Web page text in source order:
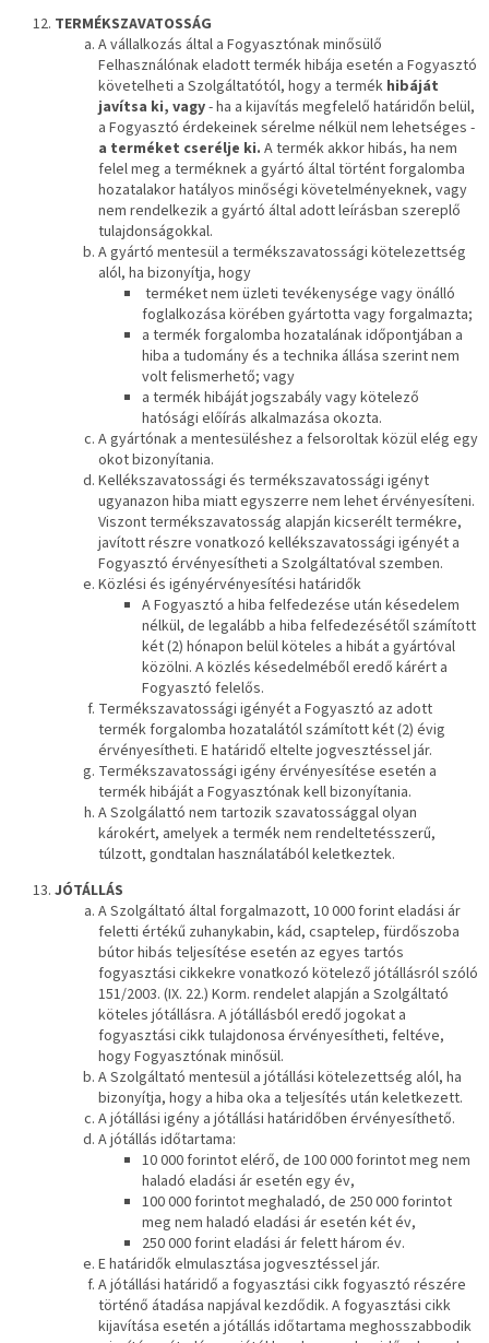
TERMÉKSZAVATOSSÁG
A vállalkozás által a Fogyasztónak minősülő
Felhasználónak eladott termék hibája esetén a Fogyasztó
követelheti a Szolgáltatótól, hogy a termék hibáját
javítsa ki, vagy- ha a kijavítás megfelelő határidőn belül,
a Fogyasztó érdekeinek sérelme nélkül nem lehetséges -
a terméket cserélje ki. A termék akkor hibás, ha nem
felel meg a terméknek a gyártó által történt forgalomba
hozatalakor hatályos minőségi követelményeknek, vagy
nem rendelkezik a gyártó által adott leírásban szereplő
tulajdonságokkal.
A gyártó mentesül a termékszavatossági kötelezettség
alól, ha bizonyítja, hogy
terméket nem üzleti tevékenysége vagy önálló
foglalkozása körében gyártotta vagy forgalmazta;
a termék forgalomba hozatalának időpontjában a
hiba a tudomány és a technika állása szerint nem
volt felismerhető; vagy
a termék hibáját jogszabály vagy kötelező
hatósági előírás alkalmazása okozta.
A gyártónak a mentesüléshez a felsoroltak közül elég egy
okot bizonyítania.
Kellékszavatossági és termékszavatossági igényt
ugyanazon hiba miatt egyszerre nem lehet érvényesíteni.
Viszont termékszavatosság alapján kicserélt termékre,
javított részre vonatkozó kellékszavatossági igényét a
Fogyasztó érvényesítheti a Szolgáltatóval szemben.
Közlési és igényérvényesítési határidők
A Fogyasztó a hiba felfedezése után késedelem
nélkül, de legalább a hiba felfedezésétől számított
két (2) hónapon belül köteles a hibát a gyártóval
közölni. A közlés késedelméből eredő kárért a
Fogyasztó felelős.
Termékszavatossági igényét a Fogyasztó az adott
termék forgalomba hozatalától számított két (2) évig
érvényesítheti. E határidő eltelte jogvesztéssel jár.
Termékszavatossági igény érvényesítése esetén a
termék hibáját a Fogyasztónak kell bizonyítania.
A Szolgálattó nem tartozik szavatossággal olyan
károkért, amelyek a termék nem rendeltetésszerű,
túlzott, gondtalan használatából keletkeztek.
JÓTÁLLÁS
A Szolgáltató által forgalmazott, 10 000 forint eladási ár
feletti értékű zuhanykabin, kád, csaptelep, fürdőszoba
bútor hibás teljesítése esetén az egyes tartós
fogyasztási cikkekre vonatkozó kötelező jótállásról szóló
151/2003. (IX. 22.) Korm. rendelet alapján a Szolgáltató
köteles jótállásra. A jótállásból eredő jogokat a
fogyasztási cikk tulajdonosa érvényesítheti, feltéve,
hogy Fogyasztónak minősül.
A Szolgáltató mentesül a jótállási kötelezettség alól, ha
bizonyítja, hogy a hiba oka a teljesítés után keletkezett.
A jótállási igény a jótállási határidőben érvényesíthető.
A jótállás időtartama:
10 000 forintot elérő, de 100 000 forintot meg nem
haladó eladási ár esetén egy év,
100 000 forintot meghaladó, de 250 000 forintot
meg nem haladó eladási ár esetén két év,
250 000 forint eladási ár felett három év.
E határidők elmulasztása jogvesztéssel jár.
A jótállási határidő a fogyasztási cikk fogyasztó részére
történő átadása napjával kezdődik. A fogyasztási cikk
kijavítása esetén a jótállás időtartama meghosszabbodik